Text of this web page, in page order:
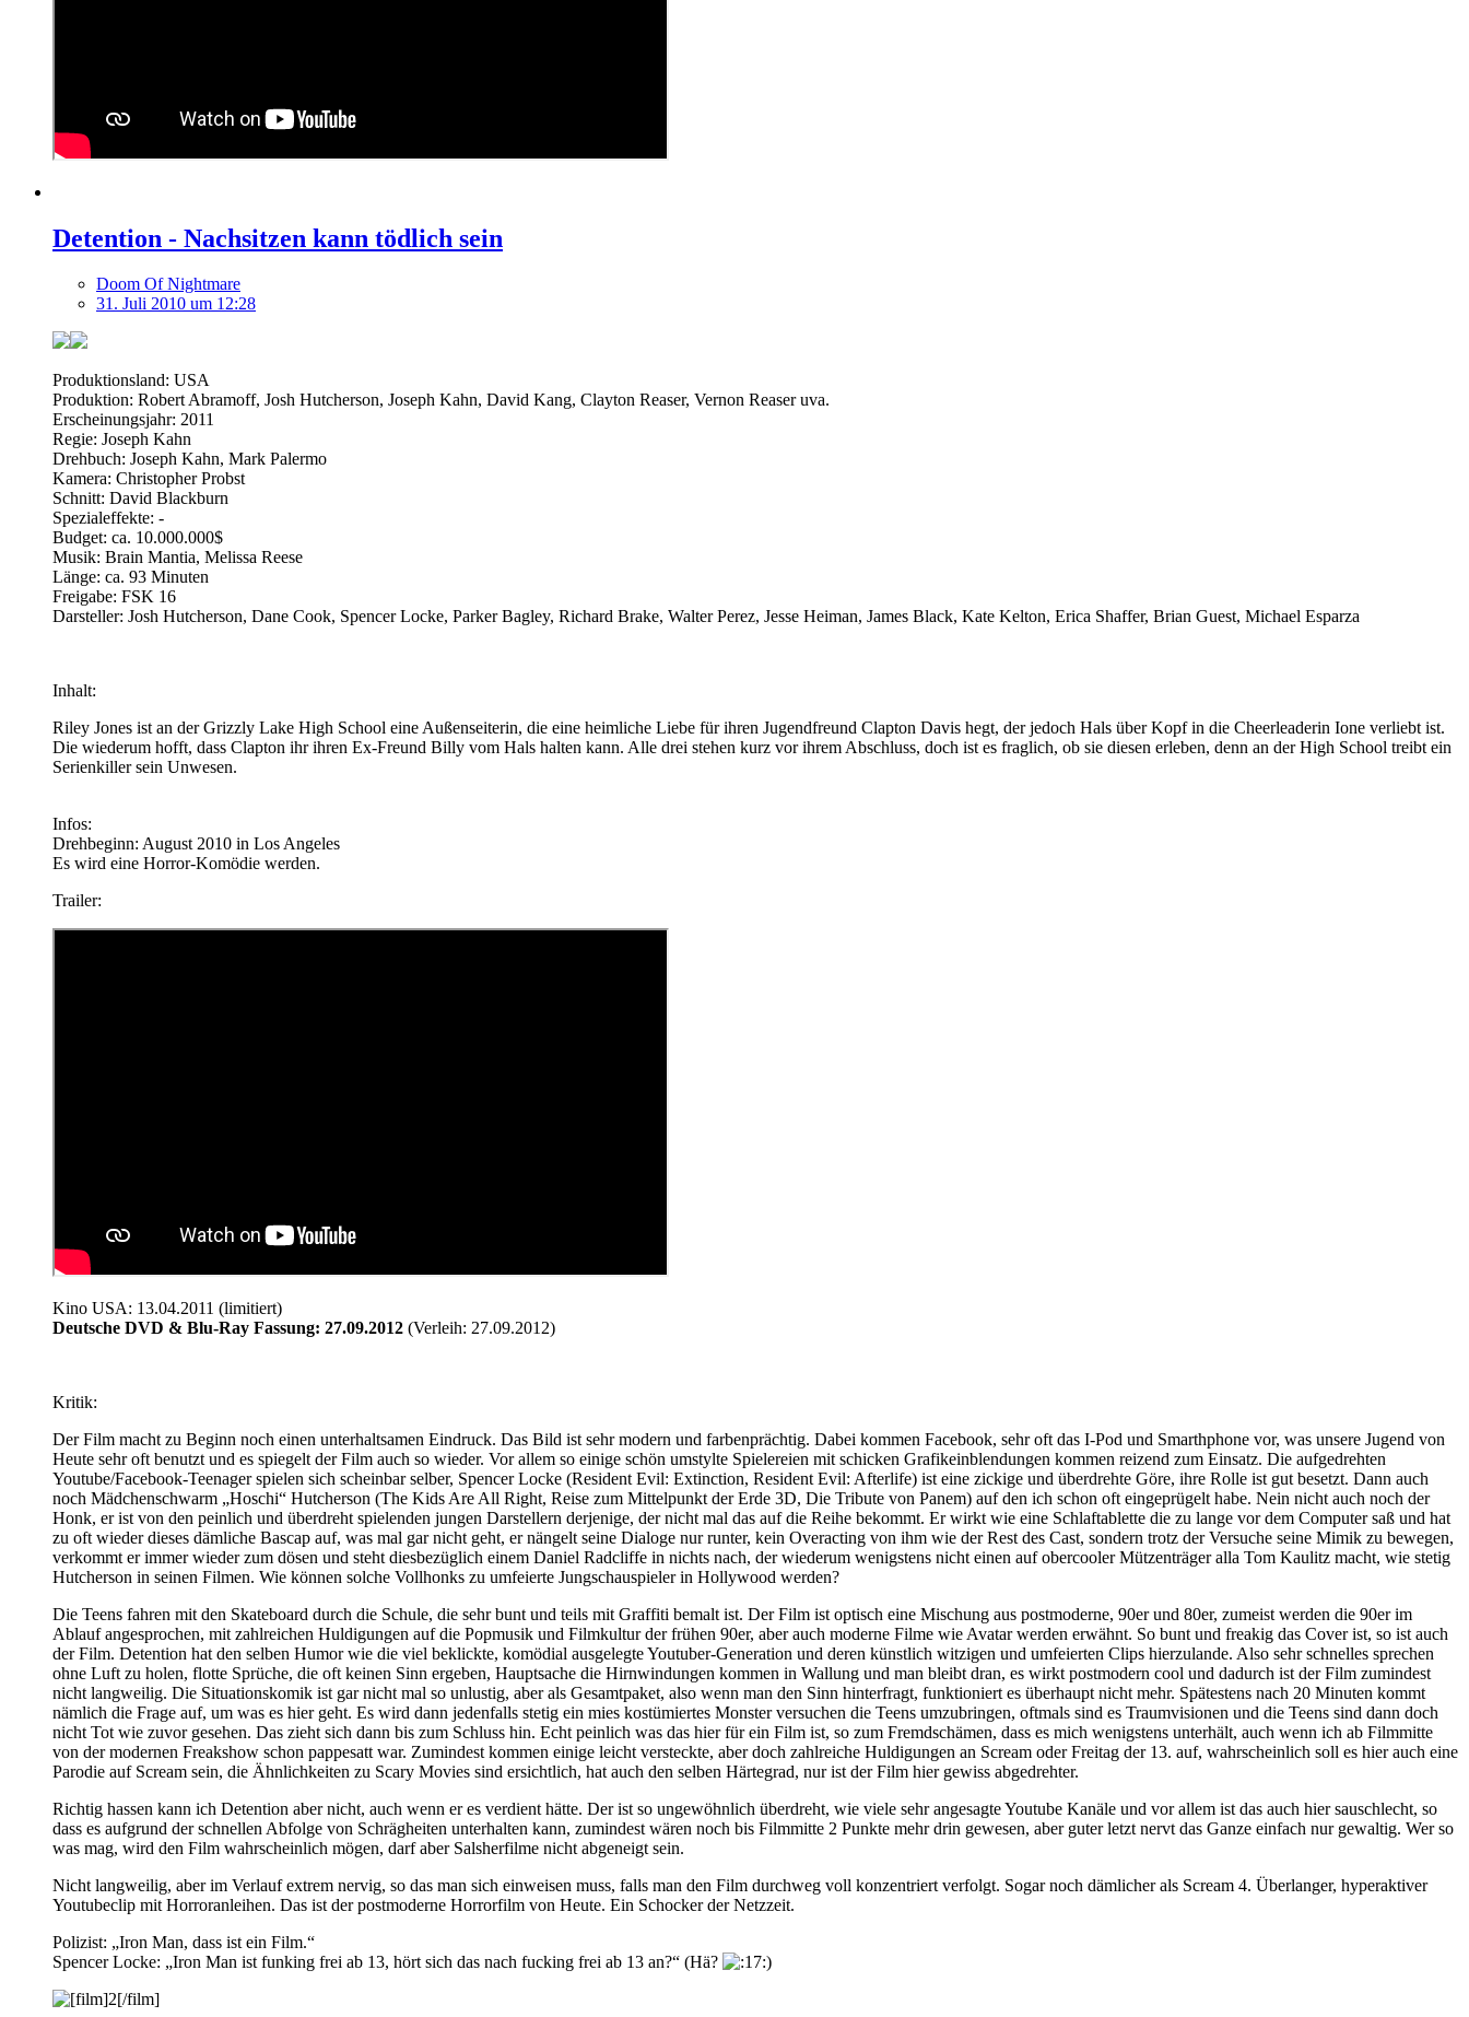
Detention - Nachsitzen kann tödlich sein
Doom Of Nightmare
31. Juli 2010 um 12:28
Produktionsland: USA
Produktion: Robert Abramoff, Josh Hutcherson, Joseph Kahn, David Kang, Clayton Reaser, Vernon Reaser uva.
Erscheinungsjahr: 2011
Regie: Joseph Kahn
Drehbuch: Joseph Kahn, Mark Palermo
Kamera: Christopher Probst
Schnitt: David Blackburn
Spezialeffekte: -
Budget: ca. 10.000.000$
Musik: Brain Mantia, Melissa Reese
Länge: ca. 93 Minuten
Freigabe: FSK 16
Darsteller: Josh Hutcherson, Dane Cook, Spencer Locke, Parker Bagley, Richard Brake, Walter Perez, Jesse Heiman, James Black, Kate Kelton, Erica Shaffer, Brian Guest, Michael Esparza
Inhalt:
Riley Jones ist an der Grizzly Lake High School eine Außenseiterin, die eine heimliche Liebe für ihren Jugendfreund Clapton Davis hegt, der jedoch Hals über Kopf in die Cheerleaderin Ione verliebt ist.
Die wiederum hofft, dass Clapton ihr ihren Ex-Freund Billy vom Hals halten kann. Alle drei stehen kurz vor ihrem Abschluss, doch ist es fraglich, ob sie diesen erleben, denn an der High School treibt ein
Serienkiller sein Unwesen.
Infos:
Drehbeginn: August 2010 in Los Angeles
Es wird eine Horror-Komödie werden.
Trailer:
Kino USA: 13.04.2011 (limitiert)
Deutsche DVD & Blu-Ray Fassung: 27.09.2012 (Verleih: 27.09.2012)
Kritik:
Der Film macht zu Beginn noch einen unterhaltsamen Eindruck. Das Bild ist sehr modern und farbenprächtig. Dabei kommen Facebook, sehr oft das I-Pod und Smarthphone vor, was unsere Jugend von
Heute sehr oft benutzt und es spiegelt der Film auch so wieder. Vor allem so einige schön umstylte Spielereien mit schicken Grafikeinblendungen kommen reizend zum Einsatz. Die aufgedrehten
Youtube/Facebook-Teenager spielen sich scheinbar selber, Spencer Locke (Resident Evil: Extinction, Resident Evil: Afterlife) ist eine zickige und überdrehte Göre, ihre Rolle ist gut besetzt. Dann auch
noch Mädchenschwarm „Hoschi“ Hutcherson (The Kids Are All Right, Reise zum Mittelpunkt der Erde 3D, Die Tribute von Panem) auf den ich schon oft eingeprügelt habe. Nein nicht auch noch der
Honk, er ist von den peinlich und überdreht spielenden jungen Darstellern derjenige, der nicht mal das auf die Reihe bekommt. Er wirkt wie eine Schlaftablette die zu lange vor dem Computer saß und hat
zu oft wieder dieses dämliche Bascap auf, was mal gar nicht geht, er nängelt seine Dialoge nur runter, kein Overacting von ihm wie der Rest des Cast, sondern trotz der Versuche seine Mimik zu bewegen,
verkommt er immer wieder zum dösen und steht diesbezüglich einem Daniel Radcliffe in nichts nach, der wiederum wenigstens nicht einen auf obercooler Mützenträger alla Tom Kaulitz macht, wie stetig
Hutcherson in seinen Filmen. Wie können solche Vollhonks zu umfeierte Jungschauspieler in Hollywood werden?
Die Teens fahren mit den Skateboard durch die Schule, die sehr bunt und teils mit Graffiti bemalt ist. Der Film ist optisch eine Mischung aus postmoderne, 90er und 80er, zumeist werden die 90er im
Ablauf angesprochen, mit zahlreichen Huldigungen auf die Popmusik und Filmkultur der frühen 90er, aber auch moderne Filme wie Avatar werden erwähnt. So bunt und freakig das Cover ist, so ist auch
der Film. Detention hat den selben Humor wie die viel beklickte, komödial ausgelegte Youtuber-Generation und deren künstlich witzigen und umfeierten Clips hierzulande. Also sehr schnelles sprechen
ohne Luft zu holen, flotte Sprüche, die oft keinen Sinn ergeben, Hauptsache die Hirnwindungen kommen in Wallung und man bleibt dran, es wirkt postmodern cool und dadurch ist der Film zumindest
nicht langweilig. Die Situationskomik ist gar nicht mal so unlustig, aber als Gesamtpaket, also wenn man den Sinn hinterfragt, funktioniert es überhaupt nicht mehr. Spätestens nach 20 Minuten kommt
nämlich die Frage auf, um was es hier geht. Es wird dann jedenfalls stetig ein mies kostümiertes Monster versuchen die Teens umzubringen, oftmals sind es Traumvisionen und die Teens sind dann doch
nicht Tot wie zuvor gesehen. Das zieht sich dann bis zum Schluss hin. Echt peinlich was das hier für ein Film ist, so zum Fremdschämen, dass es mich wenigstens unterhält, auch wenn ich ab Filmmitte
von der modernen Freakshow schon pappesatt war. Zumindest kommen einige leicht versteckte, aber doch zahlreiche Huldigungen an Scream oder Freitag der 13. auf, wahrscheinlich soll es hier auch eine
Parodie auf Scream sein, die Ähnlichkeiten zu Scary Movies sind ersichtlich, hat auch den selben Härtegrad, nur ist der Film hier gewiss abgedrehter.
Richtig hassen kann ich Detention aber nicht, auch wenn er es verdient hätte. Der ist so ungewöhnlich überdreht, wie viele sehr angesagte Youtube Kanäle und vor allem ist das auch hier sauschlecht, so
dass es aufgrund der schnellen Abfolge von Schrägheiten unterhalten kann, zumindest wären noch bis Filmmitte 2 Punkte mehr drin gewesen, aber guter letzt nervt das Ganze einfach nur gewaltig. Wer so
was mag, wird den Film wahrscheinlich mögen, darf aber Salsherfilme nicht abgeneigt sein.
Nicht langweilig, aber im Verlauf extrem nervig, so das man sich einweisen muss, falls man den Film durchweg voll konzentriert verfolgt. Sogar noch dämlicher als Scream 4. Überlanger, hyperaktiver
Youtubeclip mit Horroranleihen. Das ist der postmoderne Horrorfilm von Heute. Ein Schocker der Netzzeit.
Polizist: „Iron Man, dass ist ein Film.“
Spencer Locke: „Iron Man ist funking frei ab 13, hört sich das nach fucking frei ab 13 an?“ (Hä?
)